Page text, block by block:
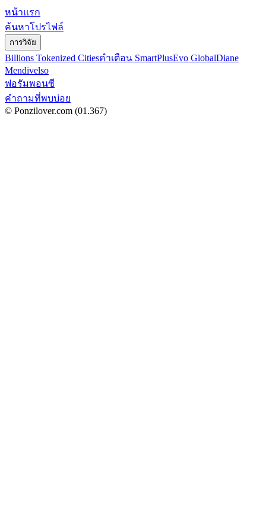
หน้าแรก
ค้นหาโปรไฟล์
การวิจัย
Billions Tokenized Citiesคำเตือน SmartPlusEvo GlobalDiane
Mendivelso
ฟอรัมพอนซี
คำถามที่พบบ่อย
© Ponzilover.com (01.367)